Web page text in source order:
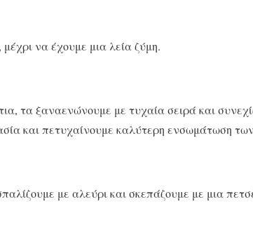
να έχουμε μια λεία ζύμη.
τα ξαναενώνουμε με τυχαία σειρά και
και πετυχαίνουμε καλύτερη ενσωμάτωση
με αλεύρι και σκεπάζουμε με μια